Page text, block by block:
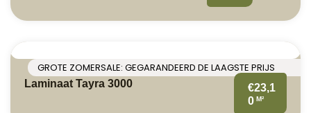
GROTE ZOMERSALE: GEGARANDEERD DE LAAGSTE PRIJS
Laminaat Tayra 3000
€23,1
0 M²